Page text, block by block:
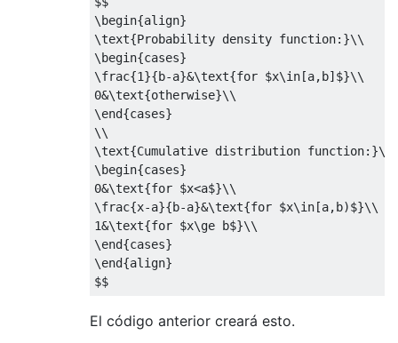
\begin{align}
\text{Probability density function: }\\
\begin{cases}
\frac{1}{b-a}&\text{for $x\in [a,b] $}\\
0&\text{otherwise}\\
\end{cases}
\\
\text{Cumulative distribution function: }\\
\begin{cases}
0&\text{for $x<a$}\\
\frac{x-a}{b-a}&\text{for $x\in [a,b)$}\\
1&\text{for $x\ge b$}\\
\end{cases}
\end{align}
$$
El código anterior creará esto.